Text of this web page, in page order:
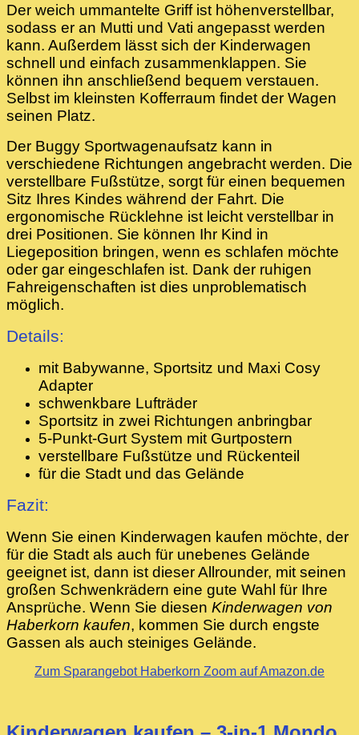
Der weich ummantelte Griff ist höhenverstellbar,
sodass er an Mutti und Vati angepasst werden
kann. Außerdem lässt sich der Kinderwagen
schnell und einfach zusammenklappen. Sie
können ihn anschließend bequem verstauen.
Selbst im kleinsten Kofferraum findet der Wagen
seinen Platz.
Der Buggy Sportwagenaufsatz kann in
verschiedene Richtungen angebracht werden. Die
verstellbare Fußstütze, sorgt für einen bequemen
Sitz Ihres Kindes während der Fahrt. Die
ergonomische Rücklehne ist leicht verstellbar in
drei Positionen. Sie können Ihr Kind in
Liegeposition bringen, wenn es schlafen möchte
oder gar eingeschlafen ist. Dank der ruhigen
Fahreigenschaften ist dies unproblematisch
möglich.
Details:
mit Babywanne, Sportsitz und Maxi Cosy
Adapter
schwenkbare Lufträder
Sportsitz in zwei Richtungen anbringbar
5-Punkt-Gurt System mit Gurtpostern
verstellbare Fußstütze und Rückenteil
für die Stadt und das Gelände
Fazit:
Wenn Sie einen Kinderwagen kaufen möchte, der
für die Stadt als auch für unebenes Gelände
geeignet ist, dann ist dieser Allrounder, mit seinen
großen Schwenkrädern eine gute Wahl für Ihre
Ansprüche. Wenn Sie diesen Kinderwagen von
Haberkorn kaufen, kommen Sie durch engste
Gassen als auch steiniges Gelände.
Zum Sparangebot Haberkorn Zoom auf Amazon.de